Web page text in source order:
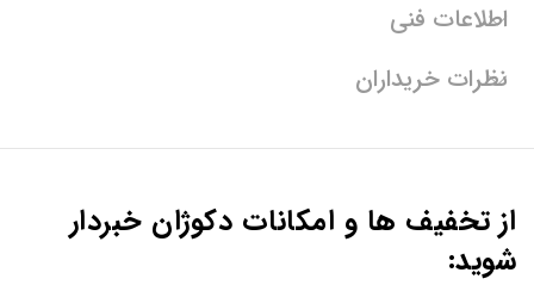
اطلاعات فنی
نظرات خریداران
از تخفیف ها و امکانات دکوژان خبردار
شوید: